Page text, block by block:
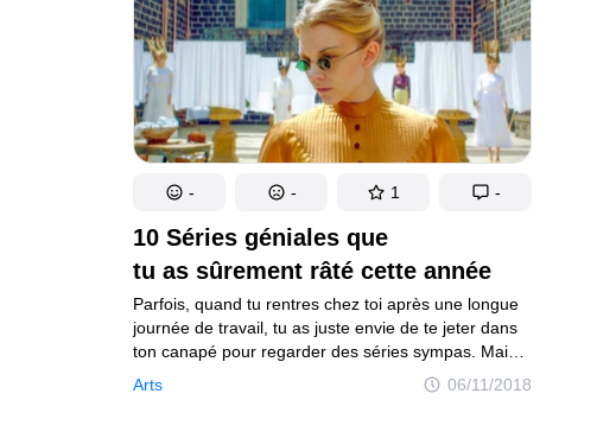
10 Séries géniales que
tu as sûrement râté cette année
Arts 06/11/2018
Parfois, quand tu rentres chez toi après une longue
journée de travail, tu as juste envie de te jeter dans
ton canapé pour regarder des séries sympas. Mais
il peut arriver que l’on passe plus de temps à choisir
une série qu’à la regarder. Et alors que l’on perd des
- - 1 -